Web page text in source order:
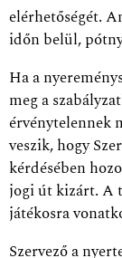
elérhetőségét.
időn belül,
Ha a
meg a
érvénytelennek
veszik, hogy
kérdésében
jogi út kizárt. A
játékosra
Szervező a